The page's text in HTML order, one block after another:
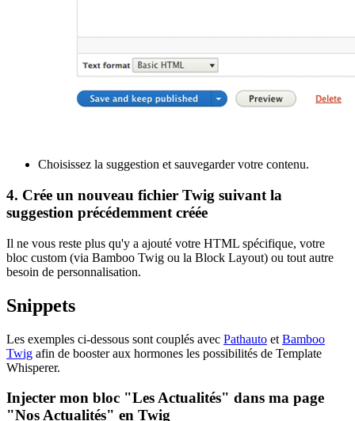
Choisissez la suggestion et sauvegarder votre contenu.
4. Crée un nouveau fichier Twig suivant la
suggestion précédemment créée
Il ne vous reste plus qu'y a ajouté votre HTML spécifique, votre
bloc custom (via Bamboo Twig ou la Block Layout) ou tout autre
besoin de personnalisation.
Snippets
Les exemples ci-dessous sont couplés avec Pathauto et Bamboo
Twig afin de booster aux hormones les possibilités de Template
Whisperer.
Injecter mon bloc "Les Actualités" dans ma page
"Nos Actualités" en Twig